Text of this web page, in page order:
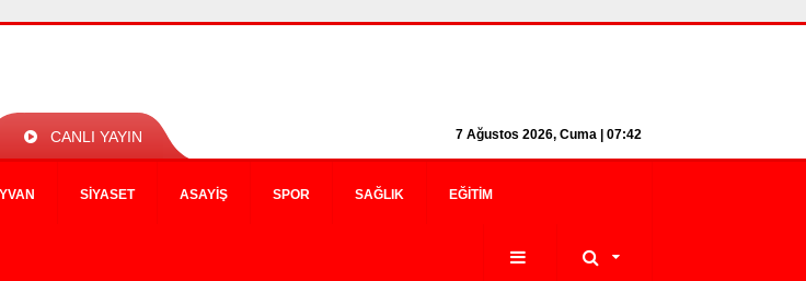
CANLI YAYIN 7 Ağustos 2026, Cuma | 07:42
SIYASET ASAYIŞ SPOR SAĞLIK EĞITIM